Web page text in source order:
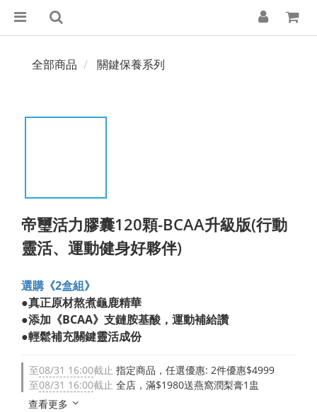
全部商品 關鍵保養系列
帝璽活力膠囊120顆-BCAA升級版(行動
靈活、運動健身好夥伴)
選購《2盒組》
●真正原材熬煮龜鹿精華
●添加《BCAA》支鏈胺基酸，運動補給讚
●輕鬆補充關鍵靈活成份
至08/31 16:00截止 指定商品，任選優惠: 2件優惠$4999
至08/31 16:00截止 全店，滿$1980送燕窩潤梨膏1盅
查看更多